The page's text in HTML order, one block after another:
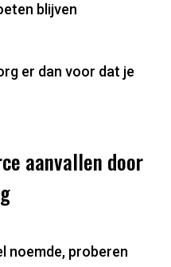
blijven
er dan voor dat je
aanvallen door
noemde, proberen